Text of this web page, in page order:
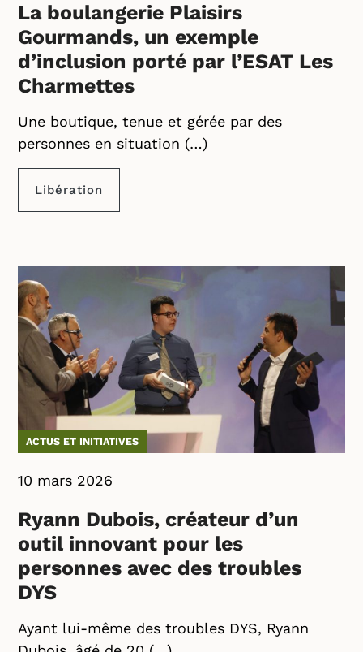
La boulangerie Plaisirs
Gourmands, un exemple
d’inclusion porté par l’ESAT Les
Charmettes
Une boutique, tenue et gérée par des
personnes en situation (…)
Libération
ACTUS ET INITIATIVES
10 mars 2026
Ryann Dubois, créateur d’un
outil innovant pour les
personnes avec des troubles
DYS
Ayant lui-même des troubles DYS, Ryann